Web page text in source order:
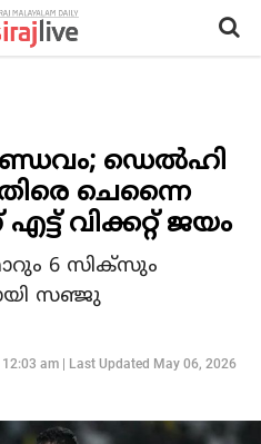
ഡെൽഹി
ചെന്നൈ
വിക്കറ്റ് ജയം
6 സിക്സും
സഞ്ജു
am| Last Updated May 06, 2026